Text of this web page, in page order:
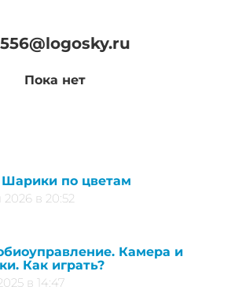
Пока нет
Шарики по цветам
в 20:52
Камера и
Как играть?
в 14:47